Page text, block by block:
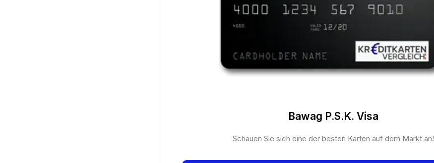
Bawag P.S.K. Visa
Schauen Sie sich eine der besten Karten auf dem Markt an!